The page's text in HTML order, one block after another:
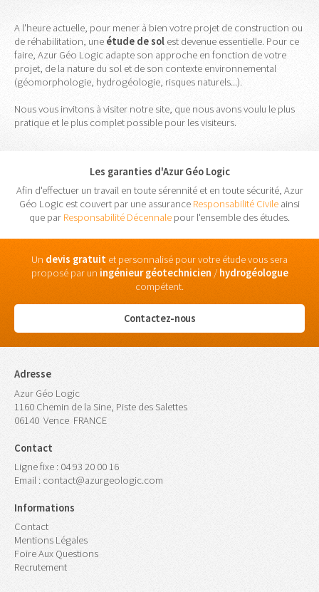
A l'heure actuelle, pour mener à bien votre projet de construction ou
de réhabilitation, une étude desol est devenue essentielle. Pour ce
faire, Azur Géo Logic adapte son approche en fonction de votre
projet, de la nature du sol et de son contexte environnemental
(géomorphologie, hydrogéologie, risques naturels...).
Nous vous invitons à visiter notre site, que nous avons voulu le plus
pratique et le plus complet possible pour les visiteurs.
Les garanties d'Azur Géo Logic
Afin d'effectuer un travail en toute sérennité et en toute sécurité, Azur
Géo Logic est couvert par une assurance Responsabilité Civile ainsi
que par Responsabilité Décennale pour l'ensemble des études.
Un devis gratuit et personnalisé pour votre étude vous sera
proposé par un ingénieur géotechnicien / hydrogéologue
compétent.
Contactez-nous
Adresse
Azur Géo Logic
1160 Chemin de la Sine, Piste des Salettes
06140 Vence FRANCE
Contact
Ligne fixe : 04 93 20 00 16
Email : contact@azurgeologic.com
Informations
Contact
Mentions Légales
Foire Aux Questions
Recrutement